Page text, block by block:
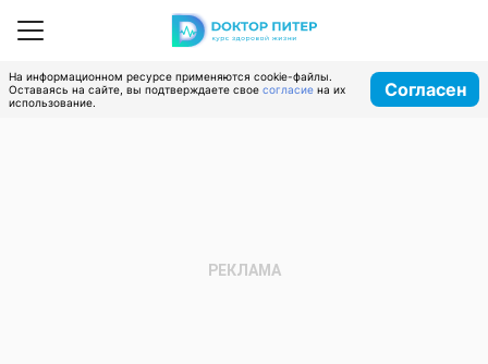
На информационном ресурсе применяются cookie-файлы.
Оставаясь на сайте, вы подтверждаете свое согласие на их
использование.
Согласен